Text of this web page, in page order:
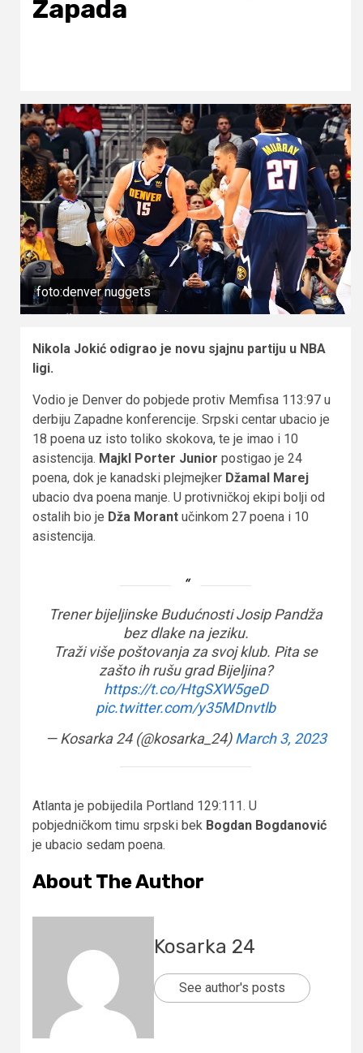
Zapada
foto:denver nuggets
Nikola Jokić odigrao je novu sjajnu partiju u NBA
ligi.
Vodio je Denver do pobjede protiv Memfisa 113:97 u
derbiju Zapadne konferencije. Srpski centar ubacio je
18 poena uz isto toliko skokova, te je imao i 10
asistencija. Majkl Porter Junior postigao je 24
poena, dok je kanadski plejmejker Džamal Marej
ubacio dva poena manje. U protivničkoj ekipi bolji od
ostalih bio je Dža Morant učinkom 27 poena i 10
asistencija.
Trener bijeljinske Budućnosti Josip Pandža
bez dlake na jeziku.
Traži više poštovanja za svoj klub. Pita se
zašto ih rušu grad Bijeljina?
https://t.co/HtgSXW5geD
pic.twitter.com/y35MDnvtlb
— Kosarka 24 (@kosarka_24)March 3, 2023
Atlanta je pobijedila Portland 129:111. U
pobjedničkom timu srpski bek Bogdan Bogdanović
je ubacio sedam poena.
About The Author
Kosarka 24
See author's posts